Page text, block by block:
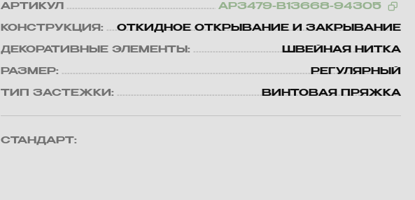
АРТИКУЛ AP3479-B13668-94305
КОНСТРУКЦИЯ: ОТКИДНОЕ ОТКРЫВАНИЕ И ЗАКРЫВАНИЕ
ДЕКОРАТИВНЫЕ ЭЛЕМЕНТЫ: ШВЕЙНАЯ НИТКА
РАЗМЕР: РЕГУЛЯРНЫЙ
ТИП ЗАСТЕЖКИ: ВИНТОВАЯ ПРЯЖКА
СТАНДАРТ: